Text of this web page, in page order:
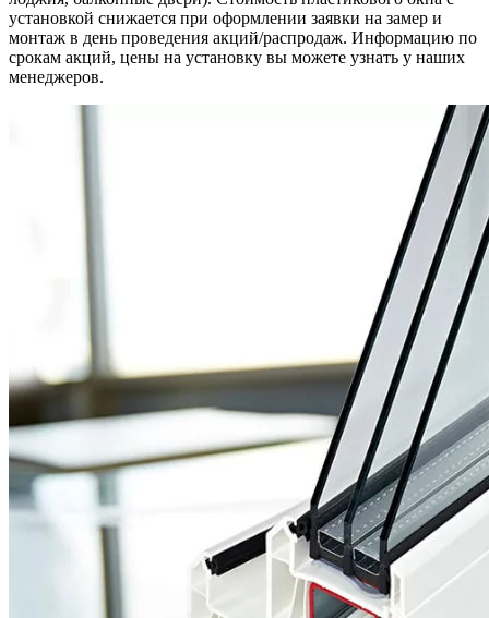
установкой снижается при оформлении заявки на замер и
монтаж в день проведения акций/распродаж. Информацию по
срокам акций, цены на установку вы можете узнать у наших
менеджеров.